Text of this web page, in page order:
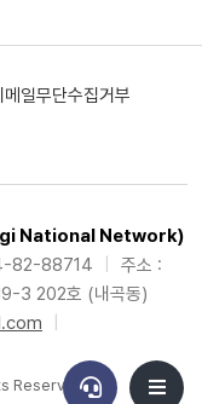
메일무단수집거부
National Network)
82-88714
주소 :
3 202호 (내곡동)
Reserved.